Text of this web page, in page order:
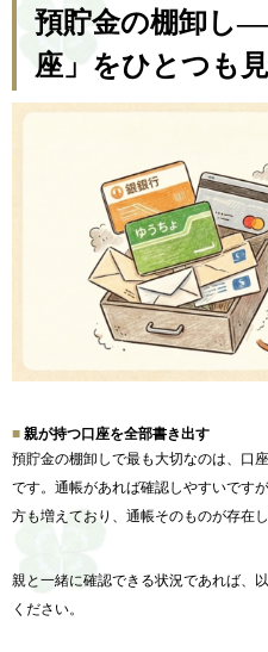
預貯金の棚卸し
座」をひとつも
親が持つ口座を全部書き出す
預貯金の棚卸しで最も大切なのは、口
です。通帳があれば確認しやすいです
方も増えており、通帳そのものが存在
親と一緒に確認できる状況であれば、
ください。